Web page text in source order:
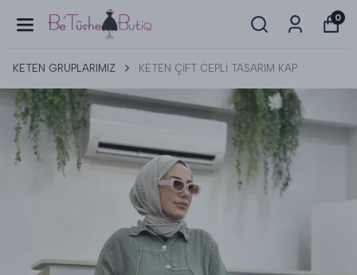
0
KETEN GRUPLARIMIZ KETEN ÇİFT CEPLİ TASARIM KAP